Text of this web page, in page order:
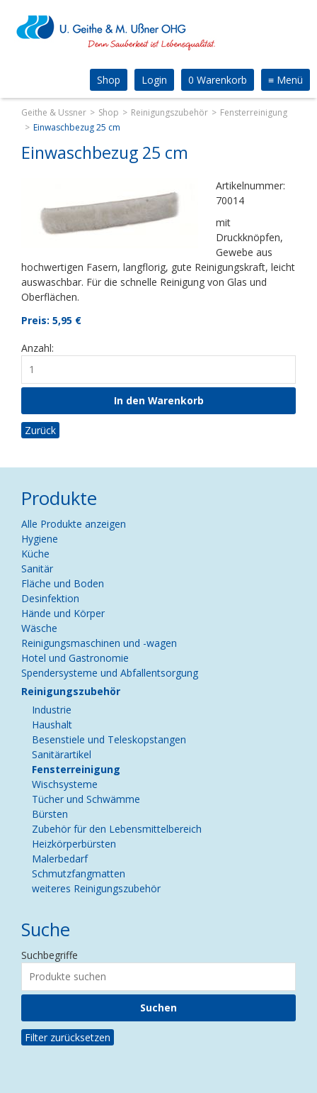
≡ Menü
0 Warenkorb
Login
Shop
Geithe & Ussner Shop Reinigungszubehör
Fensterreinigung
Einwaschbezug 25 cm
Einwaschbezug 25 cm
Artikelnummer:
70014
mit
Druckknöpfen,
Gewebe aus
hochwertigen Fasern, langflorig, gute Reinigungskraft, leicht
auswaschbar. Für die schnelle Reinigung von Glas und
Oberflächen.
Preis: 5,95 €
Anzahl:
Zurück
Produkte
Navigation
überspringen
Alle Produkte anzeigen
Hygiene
Küche
Sanitär
Fläche und Boden
Desinfektion
Hände und Körper
Wäsche
Reinigungsmaschinen und -wagen
Hotel und Gastronomie
Spendersysteme und Abfallentsorgung
Reinigungszubehör
Industrie
Haushalt
Besenstiele und Teleskopstangen
Sanitärartikel
Fensterreinigung
Wischsysteme
Tücher und Schwämme
Bürsten
Zubehör für den Lebensmittelbereich
Heizkörperbürsten
Malerbedarf
Schmutzfangmatten
weiteres Reinigungszubehör
Suche
Suchbegriffe
Filter zurücksetzen